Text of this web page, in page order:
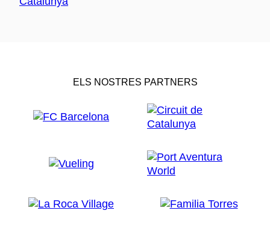
ELS NOSTRES PARTNERS